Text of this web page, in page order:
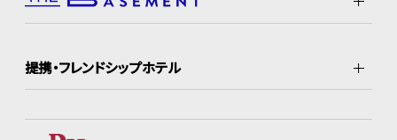
提携・フレンドシップホテル